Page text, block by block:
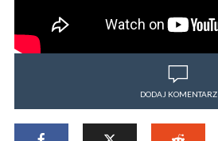
DODAJ KOMENTARZ